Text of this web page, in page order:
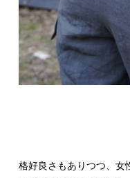
格好良さもありつつ、女